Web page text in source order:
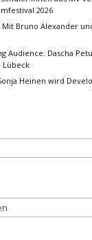
2026
Bruno Alexander
Audience: Dascha
Lübeck
Heinen wird